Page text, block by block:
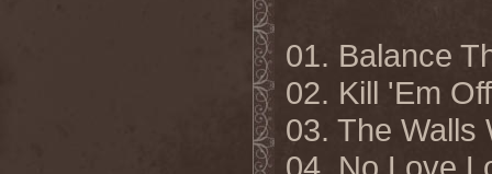
01. Balance
02. Kill 'Em Off
03. The Walls